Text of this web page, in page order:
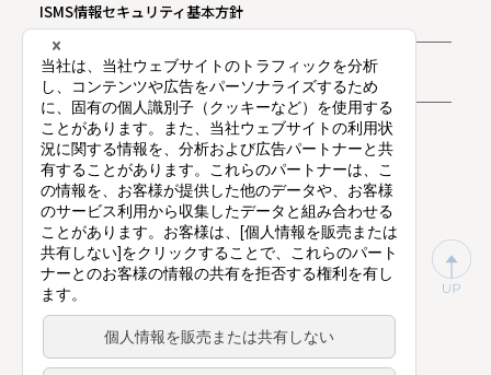
ISMS情報セキュリティ基本方針
お問い合わせ
プライバシー通知